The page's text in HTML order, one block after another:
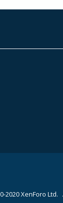
2020 XenForo Ltd.